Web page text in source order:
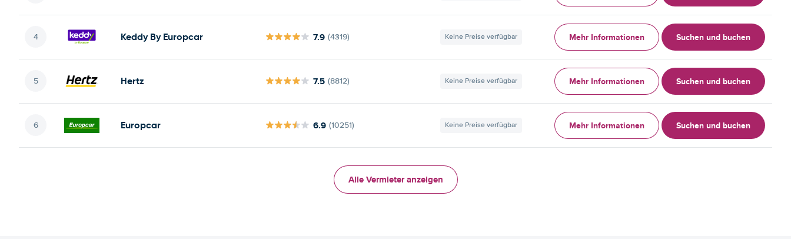
Keddy By Europcar 7.9 (4319) Keine Preise verfügbar Mehr Informationen Suchen und buchen
Hertz 7.5 (8812) Keine Preise verfügbar Mehr Informationen Suchen und buchen
Europcar 6.9 (10251) Keine Preise verfügbar Mehr Informationen Suchen und buchen
Alle Vermieter anzeigen